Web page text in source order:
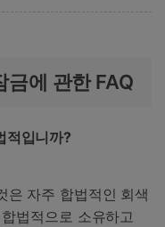
에 관한 FAQ
적입니까?
은 자주 합법적인 회색
법적으로 소유하고